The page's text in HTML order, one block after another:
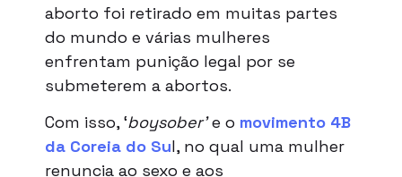
aborto foi retirado em muitas partes
do mundo e várias mulheres
enfrentam punição legal por se
submeterem a abortos.
Com isso, ‘boysober’e o movimento 4B
da Coreia do Sul, no qual uma mulher
renuncia ao sexo e aos